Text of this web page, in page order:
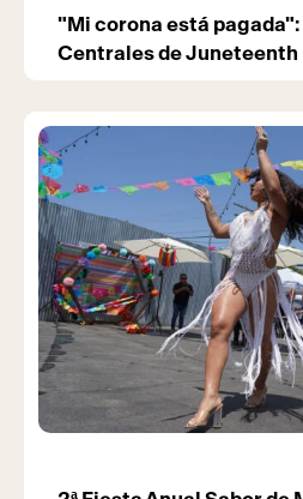
"Mi corona está
Centrales de Juneteenth